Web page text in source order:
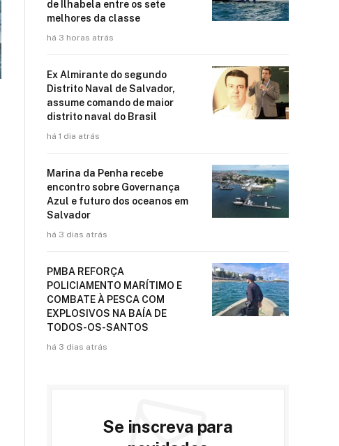
de Ilhabela entre os sete
melhores da classe
há 3 horas atrás
Ex Almirante do segundo
Distrito Naval de Salvador,
assume comando de maior
distrito naval do Brasil
há 1 dia atrás
Marina da Penha recebe
encontro sobre Governança
Azul e futuro dos oceanos em
Salvador
há 3 dias atrás
PMBA REFORÇA
POLICIAMENTO MARÍTIMO E
COMBATE À PESCA COM
EXPLOSIVOS NA BAÍA DE
TODOS-OS-SANTOS
há 3 dias atrás
Se inscreva para